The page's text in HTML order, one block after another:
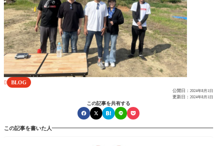
 BLOG
公開日： 2024年8月1日
更新日： 2024年8月1日
この記事を共有する
この記事を書いた人